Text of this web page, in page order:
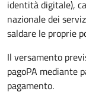
identità digitale),
nazionale dei
saldare le proprie
Il versamento
pagoPA mediante
pagamento.